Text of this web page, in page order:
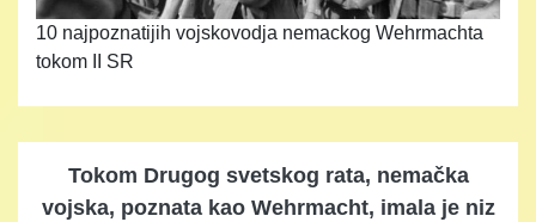
10 najpoznatijih vojskovodja nemackog Wehrmachta
tokom II SR
Tokom Drugog svetskog rata, nemačka
vojska, poznata kao Wehrmacht, imala je niz